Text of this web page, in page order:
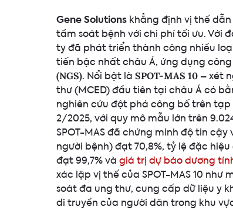
Gene Solutionskhẳng định vị thế
tầm soát bệnh với chi phí tối ưu. Với
ty đã phát triển thành công nhiều
tiến bậc nhất châu Á, ứng dụng
(NGS). Nổi bật là SPOT-MAS 10– xét
thư (MCED) đầu tiên tại châu Á có
nghiên cứu đột phá công bố trên
2/2025, với quy mô mẫu lớn trên
SPOT-MAS đã chứng minh độ tin
người bệnh) đạt 70,8%, tỷ lệ đặc
đạt 99,7% và giá trị dự báo dương
xác lập vị thế của SPOT-MAS 10
soát đa ung thư, cung cấp dữ liệu y
di truyền của người dân trong khu